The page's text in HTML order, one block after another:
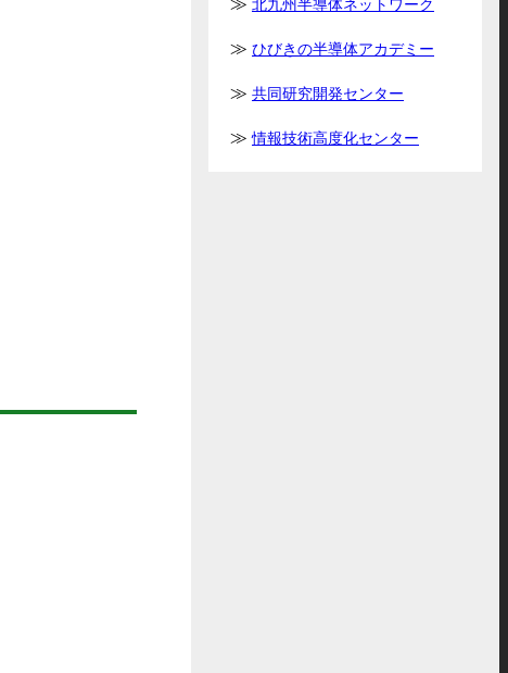
北九州半導体ネットワーク
ひびきの半導体アカデミー
共同研究開発センター
情報技術高度化センター